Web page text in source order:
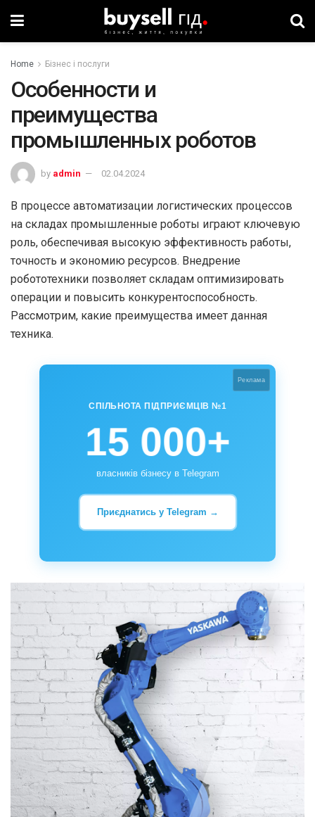
Home Бізнес і послуги
Особенности и
преимущества
промышленных роботов
by admin 02.04.2024
В процессе автоматизации логистических процессов
на складах промышленные роботы играют ключевую
роль, обеспечивая высокую эффективность работы,
точность и экономию ресурсов. Внедрение
робототехники позволяет складам оптимизировать
операции и повысить конкурентоспособность.
Рассмотрим, какие преимущества имеет данная
техника.
Реклама
СПІЛЬНОТА ПІДПРИЄМЦІВ №1
15 000+
власників бізнесу в Telegram
Приєднатись у Telegram →